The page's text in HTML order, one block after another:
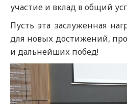
участие и вклад в общий
Пусть эта заслуженная
для новых достижений,
и дальнейших побед!